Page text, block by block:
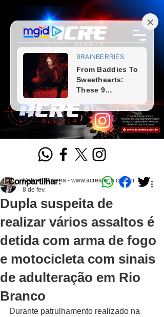
Dupla suspeita de
realizar vários assaltos é
detida com arma de fogo
e motocicleta com sinais
de adulteração em Rio
Branco
Gabriel Oliveira - www.acrealerta.com.br
8 de fev.
Durante patrulhamento realizado na
Compartilhar: